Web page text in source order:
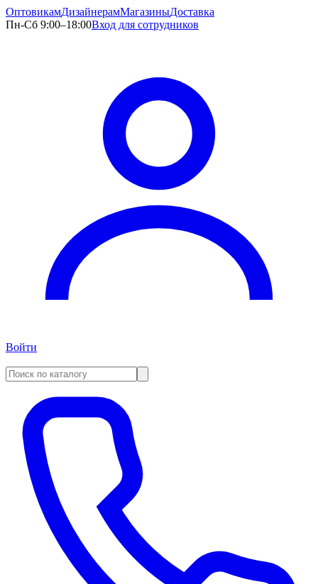
ОптовикамДизайнерамМагазиныДоставка
Пн-Сб 9:00–18:00Вход для сотрудников
Войти